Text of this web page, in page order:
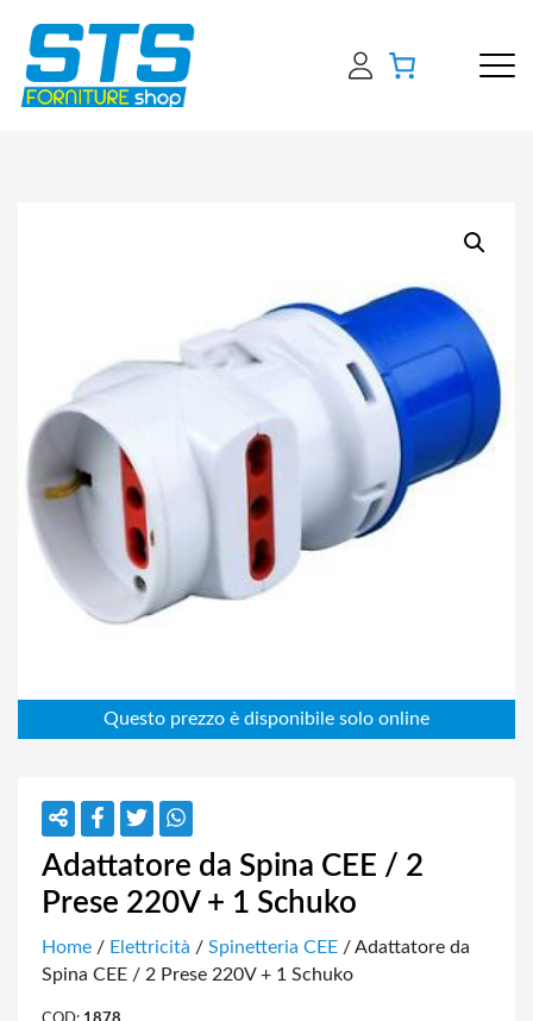
Adattatore da Spina CEE / 2
Prese 220V + 1 Schuko
Home / Elettricità / Spinetteria CEE / Adattatore da
Spina CEE / 2 Prese 220V + 1 Schuko